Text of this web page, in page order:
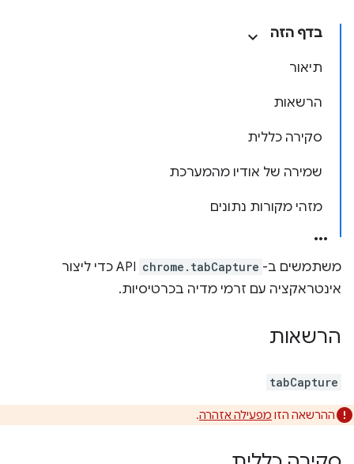
בדף הזה
תיאור
הרשאות
סקירה כללית
שמירה של אודיו מהמערכת
מזהי מקורות נתונים
משתמשים ב- chrome.tabCapture
API כדי ליצור
אינטראקציה עם זרמי מדיה בכרטיסיות.
הרשאות
tabCapture
ההרשאה הזו מפעילה אזהרה.